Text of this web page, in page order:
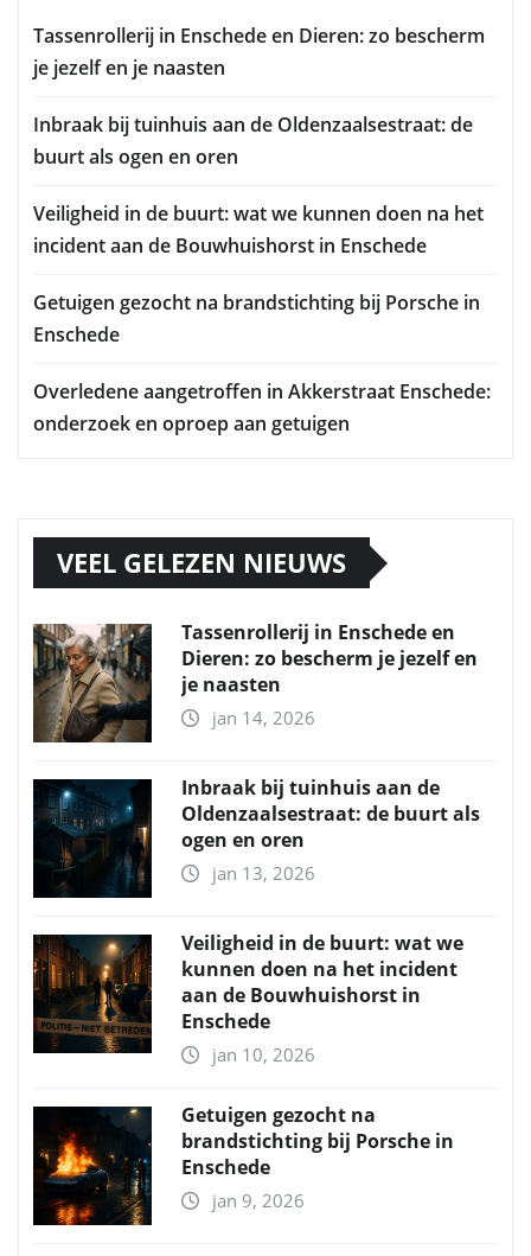
Tassenrollerij in Enschede en Dieren: zo bescherm
je jezelf en je naasten
Inbraak bij tuinhuis aan de Oldenzaalsestraat: de
buurt als ogen en oren
Veiligheid in de buurt: wat we kunnen doen na het
incident aan de Bouwhuishorst in Enschede
Getuigen gezocht na brandstichting bij Porsche in
Enschede
Overledene aangetroffen in Akkerstraat Enschede:
onderzoek en oproep aan getuigen
VEEL GELEZEN NIEUWS
Tassenrollerij in Enschede en
Dieren: zo bescherm je jezelf en
je naasten
jan 14, 2026
Inbraak bij tuinhuis aan de
Oldenzaalsestraat: de buurt als
ogen en oren
jan 13, 2026
Veiligheid in de buurt: wat we
kunnen doen na het incident
aan de Bouwhuishorst in
Enschede
jan 10, 2026
Getuigen gezocht na
brandstichting bij Porsche in
Enschede
jan 9, 2026